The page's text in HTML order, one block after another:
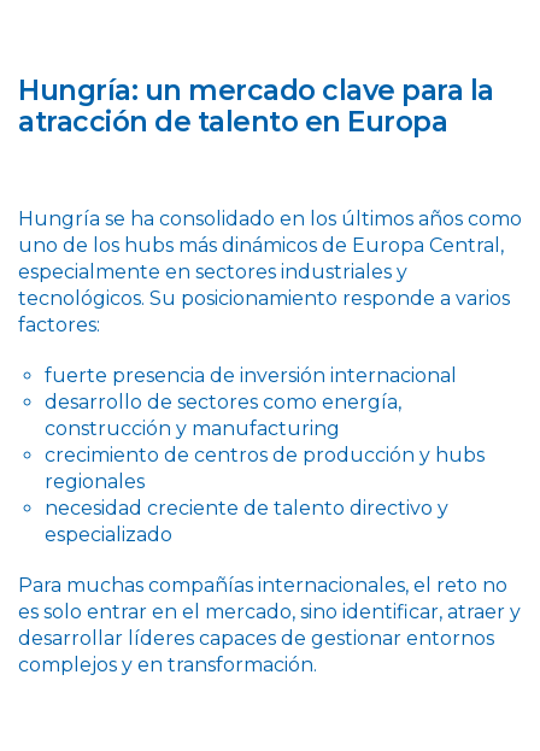
Hungría: un mercado clave para la
atracción de talento en Europa
Hungría se ha consolidado en los últimos años como
uno de los hubs más dinámicos de Europa Central,
especialmente en sectores industriales y
tecnológicos. Su posicionamiento responde a varios
factores:
fuerte presencia de inversión internacional
desarrollo de sectores como energía,
construcción y manufacturing
crecimiento de centros de producción y hubs
regionales
necesidad creciente de talento directivo y
especializado
Para muchas compañías internacionales, el reto no
es solo entrar en el mercado, sino identificar, atraer y
desarrollar líderes capaces de gestionar entornos
complejos y en transformación.